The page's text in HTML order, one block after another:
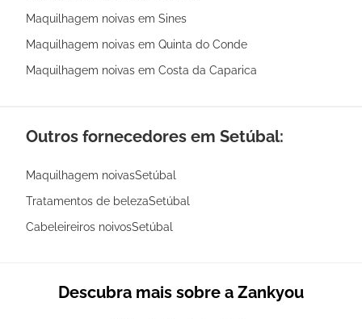
Maquilhagem noivas em Sines
Maquilhagem noivas em Quinta do Conde
Maquilhagem noivas em Costa da Caparica
Outros fornecedores em Setúbal:
Maquilhagem noivasSetúbal
Tratamentos de belezaSetúbal
Cabeleireiros noivosSetúbal
Descubra mais sobre a Zankyou